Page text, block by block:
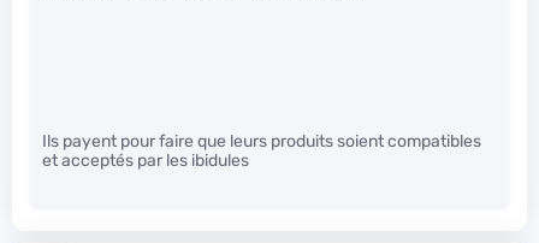
Ils payent pour faire que leurs produits soient compatibles
et acceptés par les ibidules